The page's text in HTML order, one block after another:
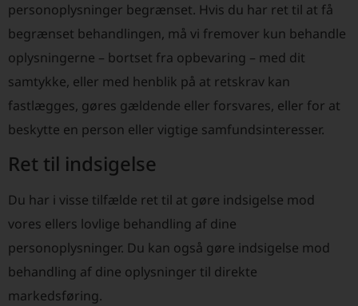
personoplysninger begrænset. Hvis du har ret til at få
begrænset behandlingen, må vi fremover kun behandle
oplysningerne – bortset fra opbevaring – med dit
samtykke, eller med henblik på at retskrav kan
fastlægges, gøres gældende eller forsvares, eller for at
beskytte en person eller vigtige samfundsinteresser.
Ret til indsigelse
Du har i visse tilfælde ret til at gøre indsigelse mod
vores ellers lovlige behandling af dine
personoplysninger. Du kan også gøre indsigelse mod
behandling af dine oplysninger til direkte
markedsføring.